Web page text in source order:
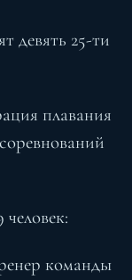
девять 25-ти
плавания
команды